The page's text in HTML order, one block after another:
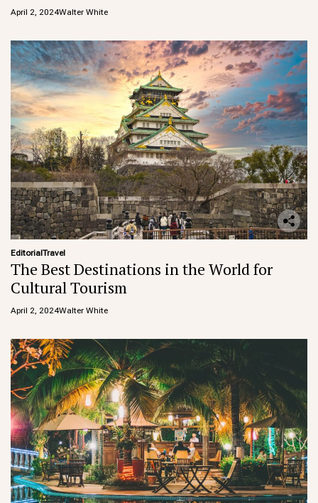
April 2, 2024Walter White
EditorialTravel
The Best Destinations in the World for
Cultural Tourism
April 2, 2024Walter White